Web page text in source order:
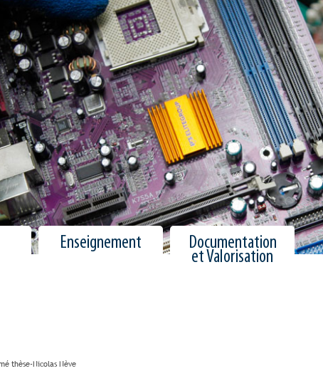
Enseignement Documentation
et Valorisation
thèse-Nicolas Nève